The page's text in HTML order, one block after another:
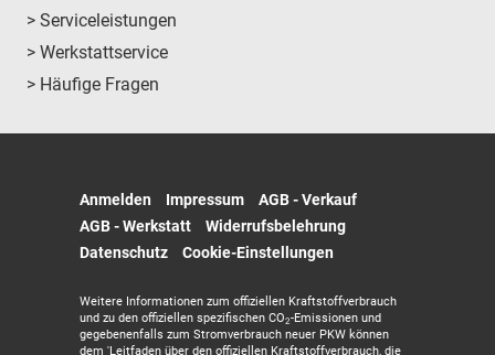
> Serviceleistungen
> Werkstattservice
> Häufige Fragen
Anmelden Impressum
AGB - Verkauf
AGB - Werkstatt
Widerrufsbelehrung
Datenschutz
Cookie-Einstellungen
Weitere Informationen zum offiziellen Kraftstoffverbrauch
und zu den offiziellen spezifischen CO2-Emissionen und
gegebenenfalls zum Stromverbrauch neuer PKW können
dem 'Leitfaden über den offiziellen Kraftstoffverbrauch, die